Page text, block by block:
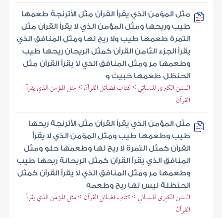
مثل المؤمن الذي يقرأ القرآن مثل الأترنجة طعمها
طيب وريحها ومثل المؤمن الذي لا يقرأ القرآن مثل
التمرة طعمها طيب ولا ريح لها ومثل المنافق الذي
يقرأ الجزء الثامن القرآن كمثل الريحان ريحها طيب
وطعمها مر ومثل المنافق الذي لا يقرأ القرآن مثل
الحنظل طعمها خبيث و
السنن الكبرى للنسائي > كتاب فضائل القرآن > مثل المؤمن الذي يقرأ
القرآن
مثل المؤمن الذي يقرأ القرآن مثل الأترنجة ريحها
طيب وطعمها طيب ومثل المؤمن الذي لا يقرأ
القرآن كمثل التمرة لا ريح لها وطعمها حلو ومثل
المنافق الذي يقرأ القرآن كمثل الريحانة ريحها طيب
وطعمها مر ومثل المنافق الذي لا يقرأ القرآن كمثل
الحنظلة ليس لها ريح وطعمه
السنن الكبرى للنسائي > كتاب فضائل القرآن > مثل المؤمن الذي يقرأ
القرآن